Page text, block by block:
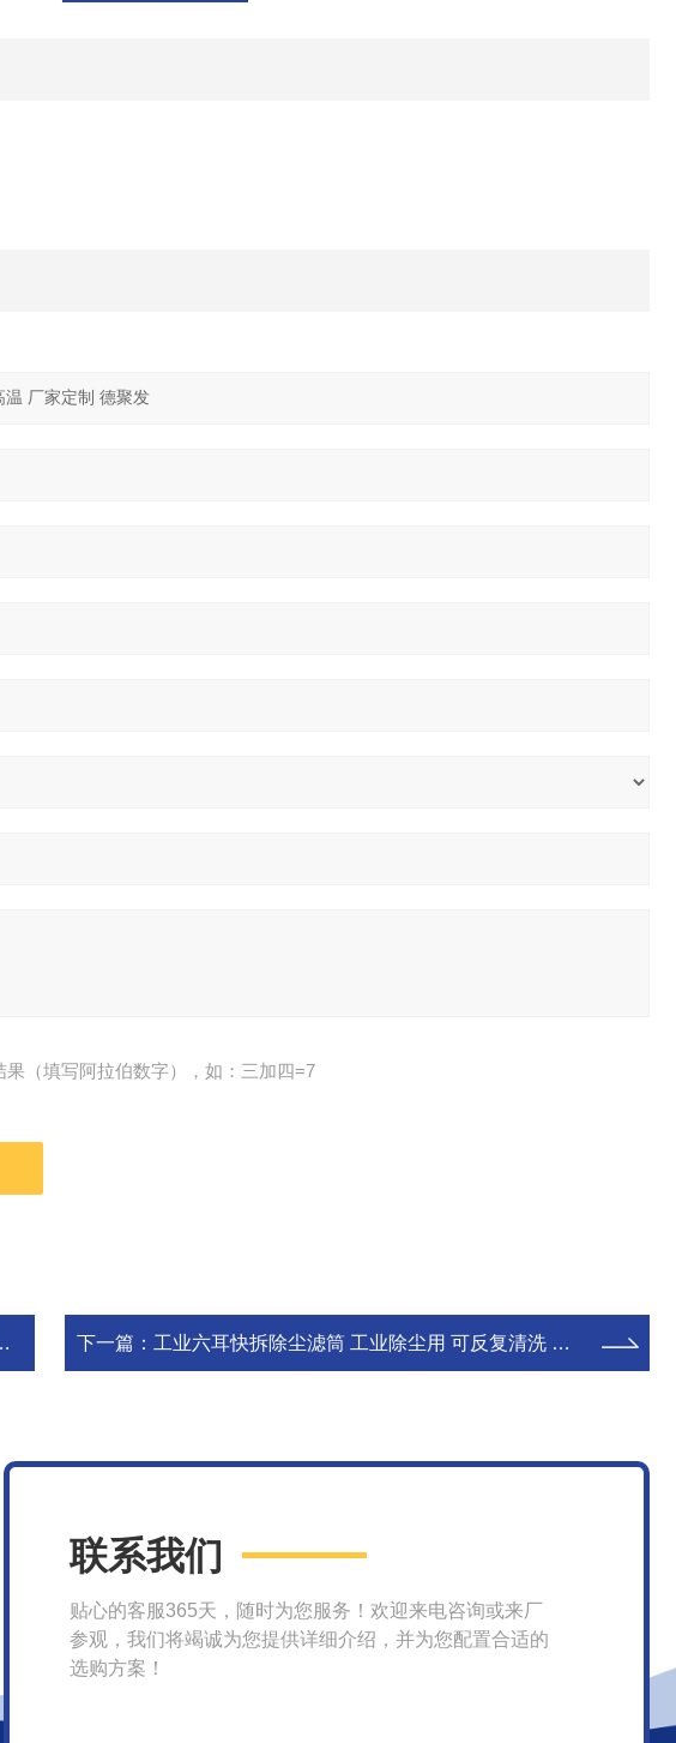
果（填写阿拉伯数字），如：三加四=7
下一篇： 工业六耳快拆除尘滤筒 工业除尘用 可反复清洗 源头工厂 德聚发
联系我们
贴心的客服365天，随时为您服务！欢迎来电咨询或来厂
参观，我们将竭诚为您提供详细介绍，并为您配置合适的
选购方案！